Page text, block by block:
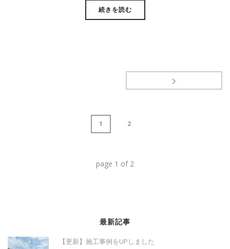
続きを読む
1 2
page 1 of 2
最新記事
【更新】施工事例をUPしました